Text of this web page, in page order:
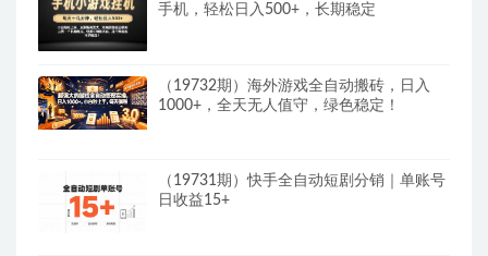
手机，轻松日入500+，长期稳定
（19732期）海外游戏全自动搬砖，日入
1000+，全天无人值守，绿色稳定！
（19731期）快手全自动短剧分销｜单账号
日收益15+